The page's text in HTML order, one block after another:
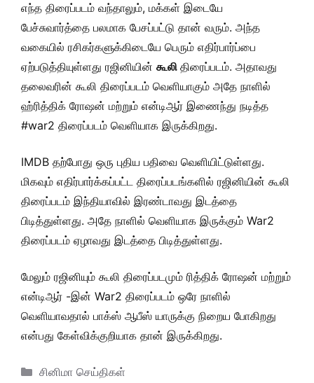
எந்த திரைப்படம் வந்தாலும், மக்கள் இடையே
பேச்சுவார்த்தை பலமாக பேசப்பட்டு தான் வரும். அந்த
வகையில் ரசிகர்களுக்கிடையே பெரும் எதிர்பார்ப்பை
ஏற்படுத்தியுள்ளது ரஜினியின் கூலி திரைப்படம். அதாவது
தலைவரின் கூலி திரைப்படம் வெளியாகும் அதே நாளில்
ஹ்ரித்திக் ரோஷன் மற்றும் என்டிஆர் இணைந்து நடித்த
#war2 திரைப்படம் வெளியாக இருக்கிறது.
IMDB தற்போது ஒரு புதிய பதிவை வெளியிட்டுள்ளது.
மிகவும் எதிர்பார்க்கப்பட்ட திரைப்படங்களில் ரஜினியின் கூலி
திரைப்படம் இந்தியாவில் இரண்டாவது இடத்தை
பிடித்துள்ளது. அதே நாளில் வெளியாக இருக்கும் War2
திரைப்படம் ஏழாவது இடத்தை பிடித்துள்ளது.
மேலும் ரஜினியும் கூலி திரைப்படமும் ரித்திக் ரோஷன் மற்றும்
என்டிஆர் -இன் War2 திரைப்படம் ஒரே நாளில்
வெளியாவதால் பாக்ஸ் ஆபீஸ் யாருக்கு நிறைய போகிறது
என்பது கேள்விக்குறியாக தான் இருக்கிறது.
Categories
சினிமா செய்திகள்